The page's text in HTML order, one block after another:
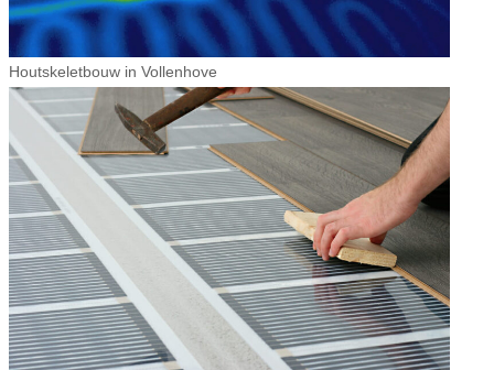
Houtskeletbouw in Vollenhove